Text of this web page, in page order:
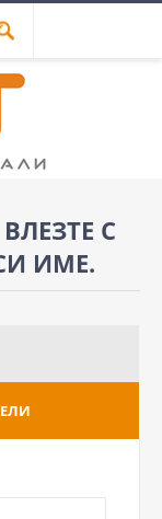
С
ИМЕ.